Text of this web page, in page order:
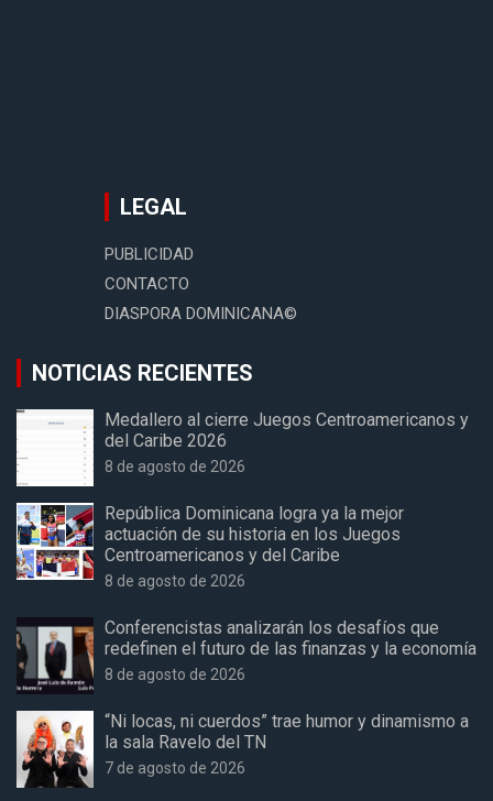
LEGAL
PUBLICIDAD
CONTACTO
DIASPORA DOMINICANA©
NOTICIAS RECIENTES
Medallero al cierre Juegos Centroamericanos y
del Caribe 2026
8 de agosto de 2026
República Dominicana logra ya la mejor
actuación de su historia en los Juegos
Centroamericanos y del Caribe
8 de agosto de 2026
Conferencistas analizarán los desafíos que
redefinen el futuro de las finanzas y la economía
8 de agosto de 2026
“Ni locas, ni cuerdos” trae humor y dinamismo a
la sala Ravelo del TN
7 de agosto de 2026